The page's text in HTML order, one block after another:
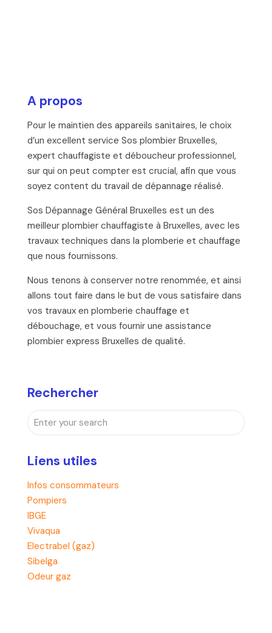
A propos
Pour le maintien des appareils sanitaires, le choix
d’un excellent service Sos plombier Bruxelles,
expert chauffagiste et déboucheur professionnel,
sur qui on peut compter est crucial, afin que vous
soyez content du travail de dépannage réalisé.
Sos Dépannage Général Bruxelles est un des
meilleur plombier chauffagiste à Bruxelles, avec les
travaux techniques dans la plomberie et chauffage
que nous fournissons.
Nous tenons à conserver notre renommée, et ainsi
allons tout faire dans le but de vous satisfaire dans
vos travaux en plomberie chauffage et
débouchage, et vous fournir une assistance
plombier express Bruxelles de qualité.
Rechercher
Liens utiles
Infos consommateurs
Pompiers
IBGE
Vivaqua
Electrabel (gaz)
Sibelga
Odeur gaz